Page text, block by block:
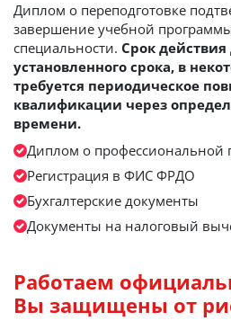
Диплом о переподготовке
завершение учебной
специальности. Срок
установленного срока, в
требуется периодическое
квалификации через
времени.
Диплом о профессиональной
Регистрация в ФИС ФРДО
Бухгалтерские документы
Документы на налоговый
Работаем
Вы защищены от